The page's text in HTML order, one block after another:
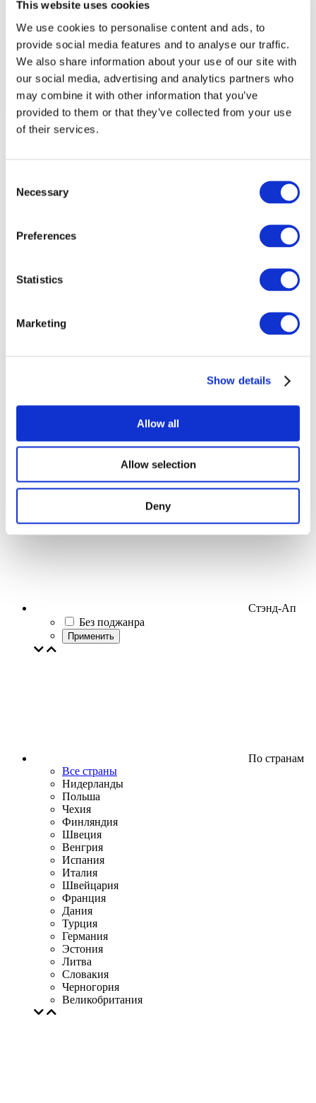
This website uses cookies
We use cookies to personalise content and ads, to
provide social media features and to analyse our traffic.
We also share information about your use of our site with
our social media, advertising and analytics partners who
may combine it with other information that you’ve
provided to them or that they’ve collected from your use
of their services.
Selection
Necessary
Preferences
Statistics
Marketing
Show details
Allow all
Allow selection
Deny
Применить
Стэнд-Ап
Без поджанра
Применить
По странам
Все страны
Нидерланды
Польша
Чехия
Финляндия
Швеция
Венгрия
Испания
Италия
Швейцария
Франция
Дания
Турция
Германия
Эстония
Литва
Словакия
Черногория
Великобритания